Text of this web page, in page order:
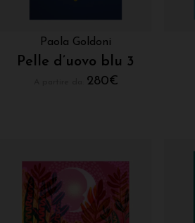
Paola Goldoni
Pelle d’uovo blu 3
280€